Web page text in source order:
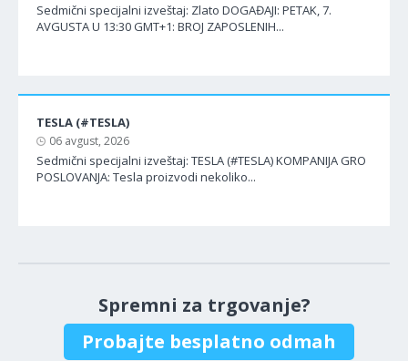
Sedmični specijalni izveštaj: Zlato DOGAĐAJI: PETAK, 7.
AVGUSTA U 13:30 GMT+1: BROJ ZAPOSLENIH...
TESLA (#TESLA)
06 avgust, 2026
Sedmični specijalni izveštaj: TESLA (#TESLA) KOMPANIJA GRO
POSLOVANJA: Tesla proizvodi nekoliko...
Spremni za trgovanje?
Probajte besplatno odmah